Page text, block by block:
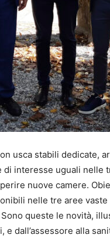
usca stabili dedicate,
interesse uguali nelle
nuove camere.
nelle tre aree
queste le novità,
dall’assessore alla